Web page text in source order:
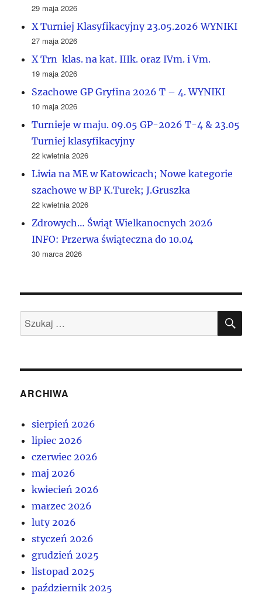
29 maja 2026
X Turniej Klasyfikacyjny 23.05.2026 WYNIKI
27 maja 2026
X Trn klas. na kat. IIIk. oraz IVm. i Vm.
19 maja 2026
Szachowe GP Gryfina 2026 T – 4. WYNIKI
10 maja 2026
Turnieje w maju. 09.05 GP-2026 T-4 & 23.05
Turniej klasyfikacyjny
22 kwietnia 2026
Liwia na ME w Katowicach; Nowe kategorie
szachowe w BP K.Turek; J.Gruszka
22 kwietnia 2026
Zdrowych… Świąt Wielkanocnych 2026
INFO: Przerwa świąteczna do 10.04
30 marca 2026
Szukaj:
ARCHIWA
sierpień 2026
lipiec 2026
czerwiec 2026
maj 2026
kwiecień 2026
marzec 2026
luty 2026
styczeń 2026
grudzień 2025
listopad 2025
październik 2025